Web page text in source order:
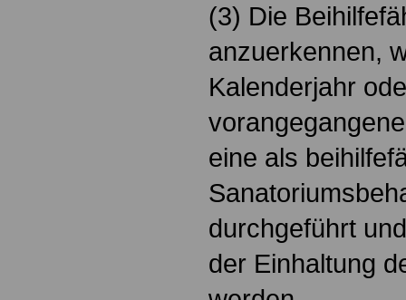
(3) Die
anzuerkennen,
Kalenderjahr
eine als
durchgeführt
der Einhaltung